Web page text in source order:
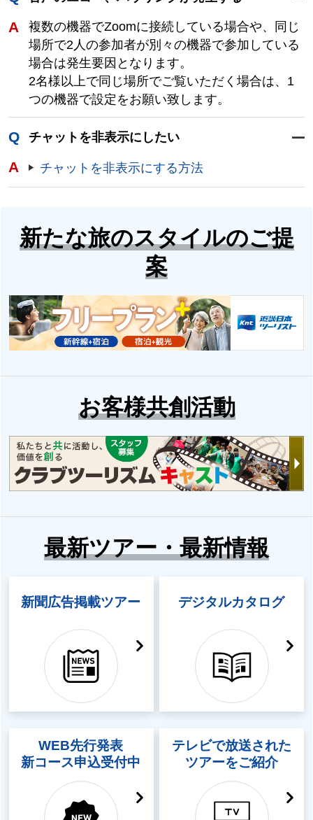
複数の機器でZoomに接続している場合や、同じ
場所で2人の参加者が別々の機器で参加している
場合は発生要因となります。
2名様以上で同じ場所でご覧いただく場合は、1
つの機器で設定をお願い致します。
チャットを非表示にしたい
チャットを非表示にする方法
新たな旅のスタイルのご提
案
お客様共創活動
最新ツアー・最新情報
新聞広告掲載ツアー デジタルカタログ
WEB先行発表
新コース申込受付中
テレビで放送された
ツアーをご紹介